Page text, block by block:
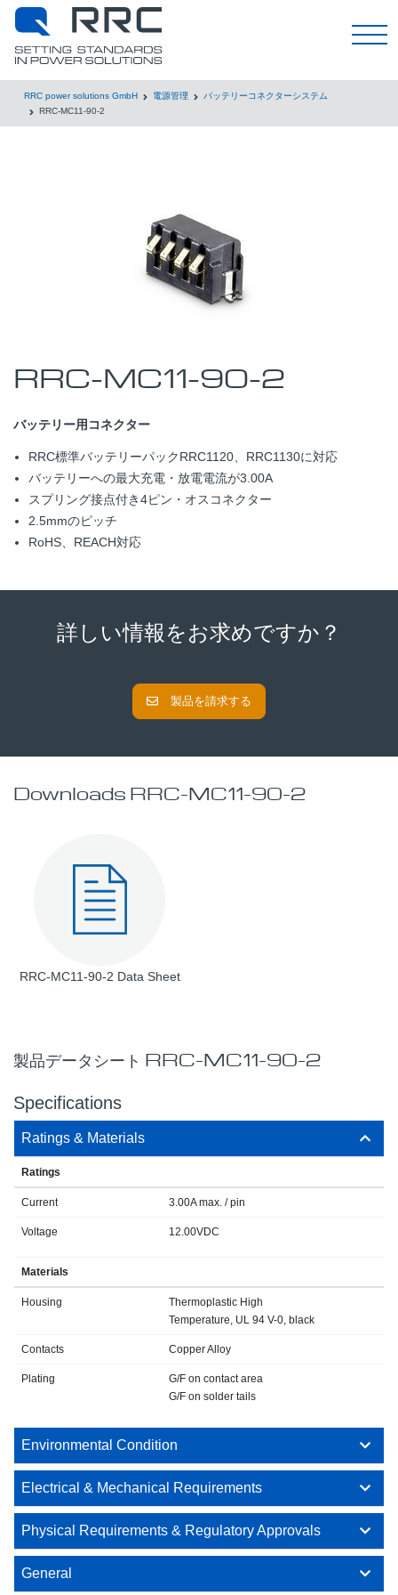
日本語
RRC power solutions GmbH 電源管理
バッテリーコネクターシステム
RRC-MC11-90-2
RRC-MC11-90-2
バッテリー用コネクター
RRC標準バッテリーパックRRC1120、RRC1130に対応
バッテリーへの最大充電・放電電流が3.00A
スプリング接点付き4ピン・オスコネクター
2.5mmのピッチ
RoHS、REACH対応
詳しい情報をお求めですか？
製品を請求する
Downloads RRC-MC11-90-2
RRC-MC11-90-2 Data Sheet
製品データシート RRC-MC11-90-2
Specifications
Ratings & Materials
Ratings
Current 3.00A max. / pin
Voltage 12.00VDC
Materials
Housing
Thermoplastic High
Temperature, UL 94 V-0, black
Contacts Copper Alloy
Plating
G/F on contact area
G/F on solder tails
Environmental Condition
Electrical & Mechanical Requirements
Physical Requirements & Regulatory Approvals
General